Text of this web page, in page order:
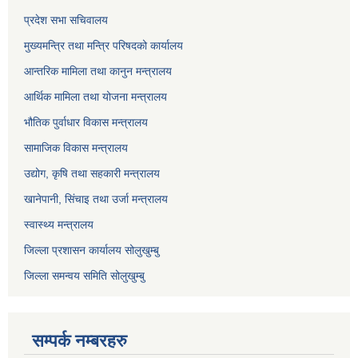
प्रदेश सभा सचिवालय
मुख्यमन्त्रि तथा मन्त्रि परिषदको कार्यालय
आन्तरिक मामिला तथा कानुन मन्त्रालय
आर्थिक मामिला तथा योजना मन्त्रालय
भौतिक पुर्वाधार विकास मन्त्रालय
सामाजिक विकास मन्त्रालय
उद्योग, कृषि तथा सहकारी मन्त्रालय
खानेपानी, सिंचाइ तथा उर्जा मन्त्रालय
स्वास्थ्य मन्त्रालय
जिल्ला प्रशासन कार्यालय सोलुखुम्बु
जिल्ला समन्वय समिति सोलुखुम्बु
सम्पर्क नम्बरहरु